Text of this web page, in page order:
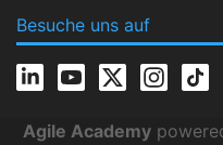
Besuche uns auf
Agile Academy